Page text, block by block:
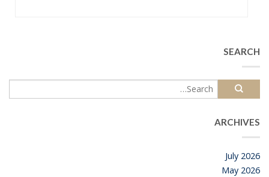
SEARCH
ARCHIVES
July 2026
May 2026